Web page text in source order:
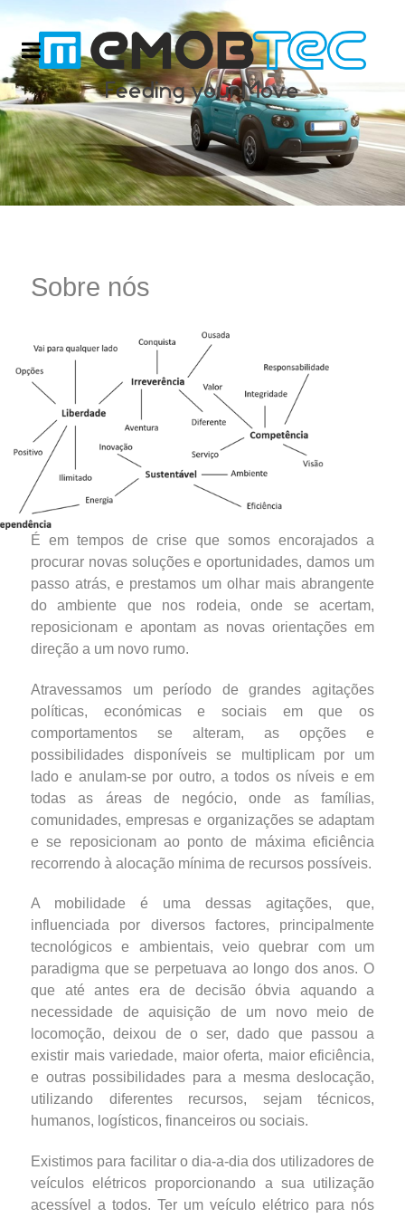
Sobre nós
É em tempos de crise que somos encorajados a
procurar novas soluções e oportunidades, damos um
passo atrás, e prestamos um olhar mais abrangente
do ambiente que nos rodeia, onde se acertam,
reposicionam e apontam as novas orientações em
direção a um novo rumo.
Atravessamos um período de grandes agitações
políticas, económicas e sociais em que os
comportamentos se alteram, as opções e
possibilidades disponíveis se multiplicam por um
lado e anulam-se por outro, a todos os níveis e em
todas as áreas de negócio, onde as famílias,
comunidades, empresas e organizações se adaptam
e se reposicionam ao ponto de máxima eficiência
recorrendo à alocação mínima de recursos possíveis.
A mobilidade é uma dessas agitações, que,
influenciada por diversos factores, principalmente
tecnológicos e ambientais, veio quebrar com um
paradigma que se perpetuava ao longo dos anos. O
que até antes era de decisão óbvia aquando a
necessidade de aquisição de um novo meio de
locomoção, deixou de o ser, dado que passou a
existir mais variedade, maior oferta, maior eficiência,
e outras possibilidades para a mesma deslocação,
utilizando diferentes recursos, sejam técnicos,
humanos, logísticos, financeiros ou sociais.
Existimos para facilitar o dia-a-dia dos utilizadores de
veículos elétricos proporcionando a sua utilização
acessível a todos. Ter um veículo elétrico para nós